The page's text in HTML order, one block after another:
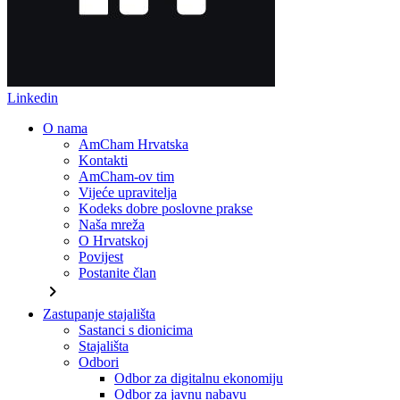
Linkedin
O nama
AmCham Hrvatska
Kontakti
AmCham-ov tim
Vijeće upravitelja
Kodeks dobre poslovne prakse
Naša mreža
O Hrvatskoj
Povijest
Postanite član
chevron_right
Zastupanje stajališta
Sastanci s dionicima
Stajališta
Odbori
Odbor za digitalnu ekonomiju
Odbor za javnu nabavu